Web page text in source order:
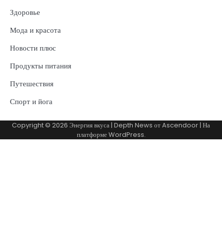
Здоровье
Мода и красота
Новости плюс
Продукты питания
Путешествия
Спорт и йога
Copyright © 2026 Энергия вкуса| Depth News отAscendoor| На
платформеWordPress.